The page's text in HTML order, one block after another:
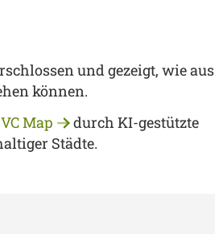
und gezeigt, wie aus
können.
VC Map
durch KI-gestützte
Städte.